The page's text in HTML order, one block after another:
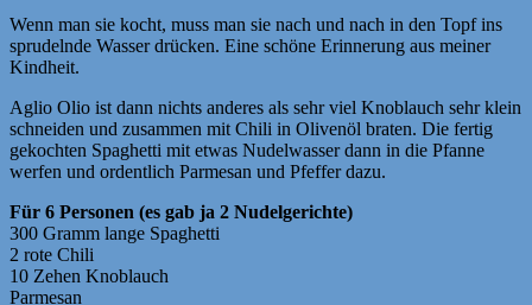
Wenn man sie kocht, muss man sie nach und nach in den Topf ins
sprudelnde Wasser drücken. Eine schöne Erinnerung aus meiner
Kindheit.
Aglio Olio ist dann nichts anderes als sehr viel Knoblauch sehr klein
schneiden und zusammen mit Chili in Olivenöl braten. Die fertig
gekochten Spaghetti mit etwas Nudelwasser dann in die Pfanne
werfen und ordentlich Parmesan und Pfeffer dazu.
Für 6 Personen (es gab ja 2 Nudelgerichte)
300 Gramm lange Spaghetti
2 rote Chili
10 Zehen Knoblauch
Parmesan